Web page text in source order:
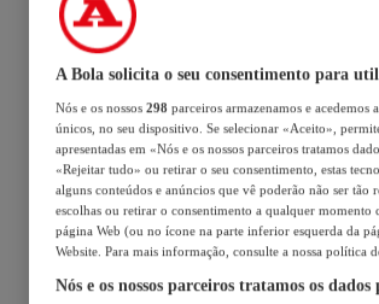
A Bola solicita o seu consentimento para
Nós e os nossos 298 parceiros armazenamos e acedemos
únicos, no seu dispositivo. Se selecionar «Aceito»,
apresentadas em «Nós e os nossos parceiros tratamos
«Rejeitar tudo» ou retirar o seu consentimento, estas
alguns conteúdos e anúncios que vê poderão não ser tão
escolhas ou retirar o consentimento a qualquer
página Web (ou no ícone na parte inferior esquerda da
Website. Para mais informação, consulte a nossa política
Nós e os nossos parceiros tratamos os